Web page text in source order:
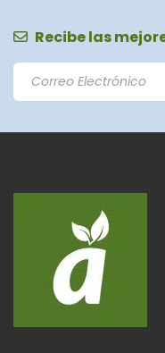
Recibe las